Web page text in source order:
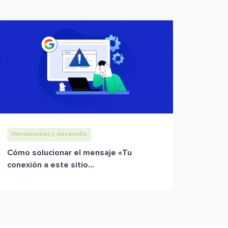
Herramientas y desarrollo
Cómo solucionar el mensaje «Tu
conexión a este sitio...